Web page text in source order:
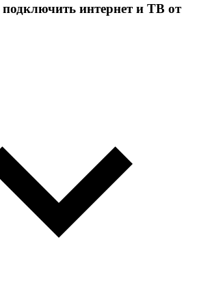
интернет и ТВ от